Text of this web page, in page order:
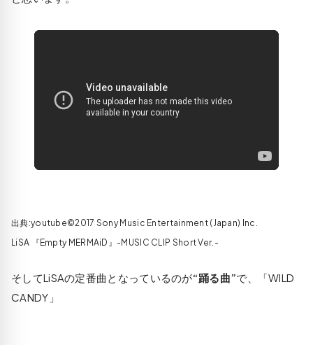
出典:youtube©2017 Sony Music Entertainment (Japan) Inc.
LiSA 『Empty MERMAiD』-MUSIC CLIP Short Ver.-
そしてLiSAの定番曲となっているのが“踊る曲”で、「WILD
CANDY」